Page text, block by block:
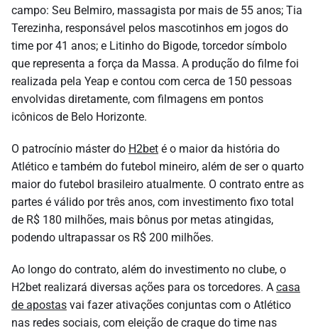
campo: Seu Belmiro, massagista por mais de 55 anos; Tia
Terezinha, responsável pelos mascotinhos em jogos do
time por 41 anos; e Litinho do Bigode, torcedor símbolo
que representa a força da Massa. A produção do filme foi
realizada pela Yeap e contou com cerca de 150 pessoas
envolvidas diretamente, com filmagens em pontos
icônicos de Belo Horizonte.
O patrocínio máster do H2bet é o maior da história do
Atlético e também do futebol mineiro, além de ser o quarto
maior do futebol brasileiro atualmente. O contrato entre as
partes é válido por três anos, com investimento fixo total
de R$ 180 milhões, mais bônus por metas atingidas,
podendo ultrapassar os R$ 200 milhões.
Ao longo do contrato, além do investimento no clube, o
H2bet realizará diversas ações para os torcedores. A casa
de apostas vai fazer ativações conjuntas com o Atlético
nas redes sociais, com eleição de craque do time nas